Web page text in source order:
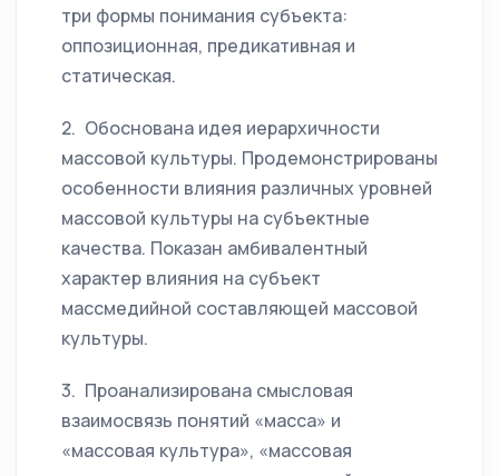
три формы понимания субъекта:
оппозиционная, предикативная и
статическая.
2. Обоснована идея иерархичности
массовой культуры. Продемонстрированы
особенности влияния различных уровней
массовой культуры на субъектные
качества. Показан амбивалентный
характер влияния на субъект
массмедийной составляющей массовой
культуры.
3. Проанализирована смысловая
взаимосвязь понятий «масса» и
«массовая культура», «массовая